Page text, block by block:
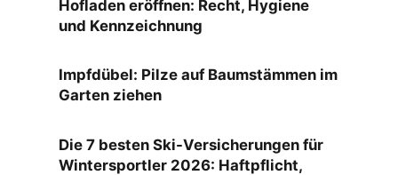
Hofladen eröffnen: Recht, Hygiene
und Kennzeichnung
Impfdübel: Pilze auf Baumstämmen im
Garten ziehen
Die 7 besten Ski-Versicherungen für
Wintersportler 2026: Haftpflicht,